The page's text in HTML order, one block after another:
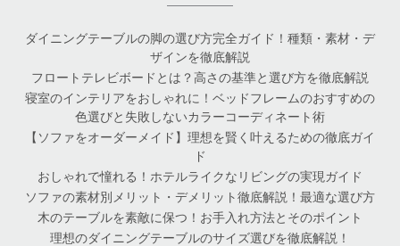
ダイニングテーブルの脚の選び方完全ガイド！種類・素材・デ
ザインを徹底解説
フロートテレビボードとは？高さの基準と選び方を徹底解説
寝室のインテリアをおしゃれに！ベッドフレームのおすすめの
色選びと失敗しないカラーコーディネート術
【ソファをオーダーメイド】理想を賢く叶えるための徹底ガイ
ド
おしゃれで憧れる！ホテルライクなリビングの実現ガイド
ソファの素材別メリット・デメリット徹底解説！最適な選び方
木のテーブルを素敵に保つ！お手入れ方法とそのポイント
理想のダイニングテーブルのサイズ選びを徹底解説！